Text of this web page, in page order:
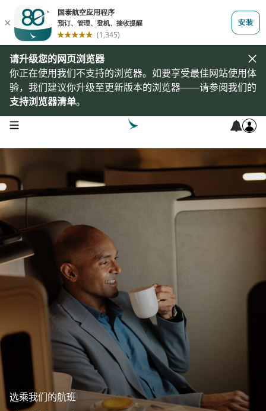
请升级您的网页浏览器
你正在使用我们不支持的浏览器。如要享受最佳网站使用体
验，我们建议你升级至更新版本的浏览器——请参阅我们的
支持浏览器清单。
open navigation menu
选乘我们的航班